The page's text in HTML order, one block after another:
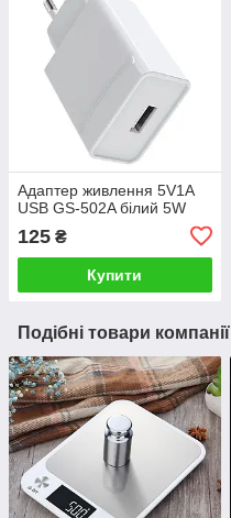
Адаптер живлення 5V1A
USB GS-502A білий 5W
125 ₴
Купити
Подібні товари компанії